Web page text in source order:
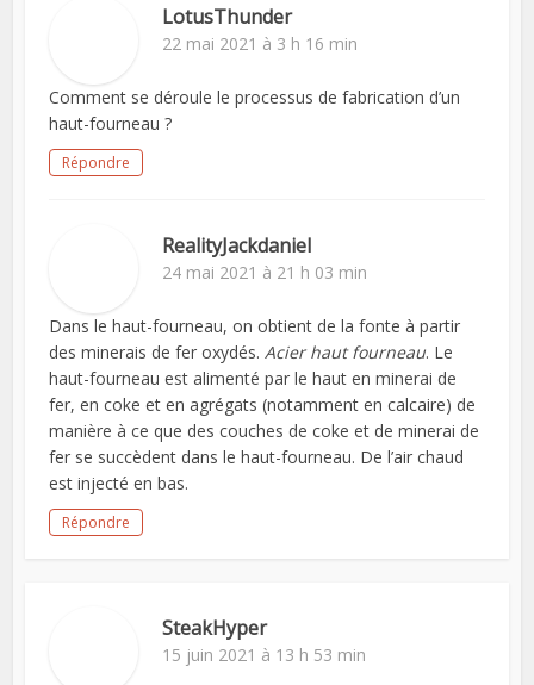
LotusThunder
22 mai 2021 à 3 h 16 min
Comment se déroule le processus de fabrication d’un
haut-fourneau ?
Répondre
RealityJackdaniel
24 mai 2021 à 21 h 03 min
Dans le haut-fourneau, on obtient de la fonte à partir
des minerais de fer oxydés.Acier haut fourneau. Le
haut-fourneau est alimenté par le haut en minerai de
fer, en coke et en agrégats (notamment en calcaire) de
manière à ce que des couches de coke et de minerai de
fer se succèdent dans le haut-fourneau. De l’air chaud
est injecté en bas.
Répondre
SteakHyper
15 juin 2021 à 13 h 53 min